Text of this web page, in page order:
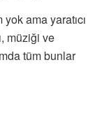
ama yaratıcı
müziği ve
tüm bunlar